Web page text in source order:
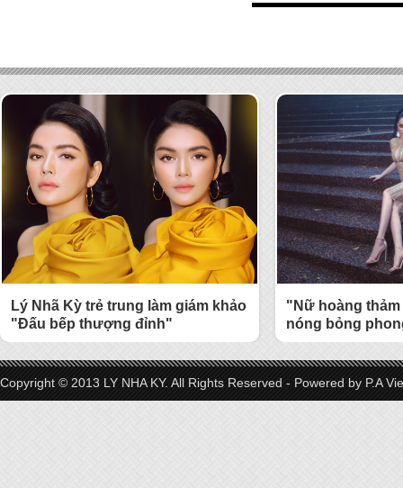
Lý Nhã Kỳ trẻ trung làm giám khảo
"Đấu bếp thượng đỉnh"
"Nữ hoàng
nóng bỏng
Copyright © 2013 LY NHA KY. All Rights Reserved - Powered by P.A